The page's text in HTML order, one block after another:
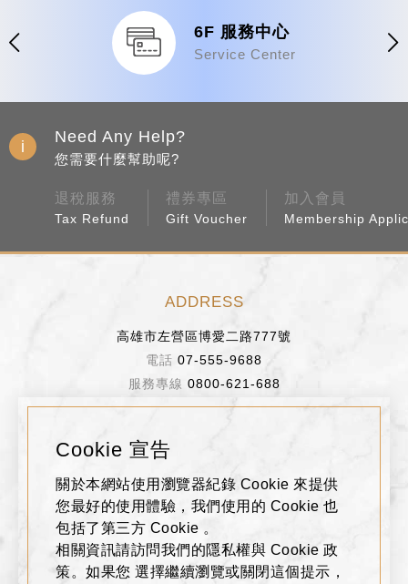
Cookie 宣告
關於本網站使用瀏覽器紀錄 Cookie 來提供
您最好的使用體驗，我們使用的 Cookie 也
包括了第三方 Cookie 。
相關資訊請訪問我們的隱私權與 Cookie 政
策。如果您 選擇繼續瀏覽或關閉這個提示，
6F 服務中心
Service Center
Need Any Help?
您需要什麼幫助呢?
退稅服務
Tax Refund
禮券專區
Gift Voucher
加入會員
Membership
ADDRESS
高雄市左營區博愛二路777號
07-555-9688
0800-621-688
週五、週六、假日前一天 11:00~22:30
FOLLOW US